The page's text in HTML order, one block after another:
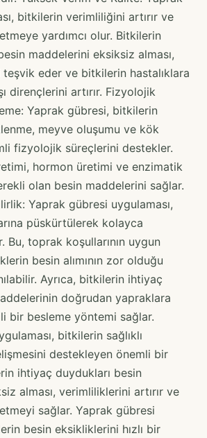
bitkilerin verimliliğini artırır ve
yardımcı olur. Bitkilerin
maddelerini eksiksiz alması,
teşvik eder ve bitkilerin hastalıklara
dirençlerini artırır. Fizyolojik
Yaprak gübresi, bitkilerin
meyve oluşumu ve kök
fizyolojik süreçlerini destekler.
hormon üretimi ve enzimatik
olan besin maddelerini sağlar.
Yaprak gübresi uygulaması,
püskürtülerek kolayca
Bu, toprak koşullarının uygun
besin alımının zor olduğu
Ayrıca, bitkilerin ihtiyaç
doğrudan yapraklara
bir besleme yöntemi sağlar.
bitkilerin sağlıklı
destekleyen önemli bir
ihtiyaç duydukları besin
alması, verimliliklerini artırır ve
sağlar. Yaprak gübresi
besin eksikliklerini hızlı bir